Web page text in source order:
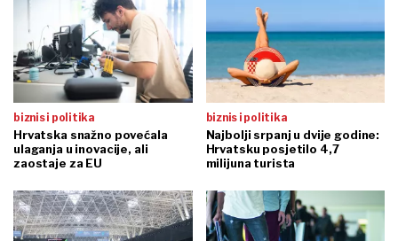
biznis i politika
Hrvatska snažno povećala
ulaganja u inovacije, ali
zaostaje za EU
biznis i politika
Najbolji srpanj u dvije godine:
Hrvatsku posjetilo 4,7
milijuna turista